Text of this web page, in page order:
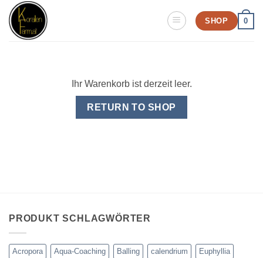
Zum
Inhalt
springen
SHOP 0
Ihr Warenkorb ist derzeit leer.
RETURN TO SHOP
PRODUKT SCHLAGWÖRTER
Acropora Aqua-Coaching Balling calendrium Euphyllia